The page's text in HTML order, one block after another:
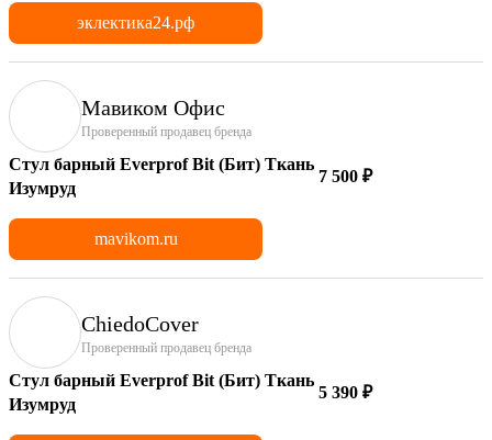
эклектика24.рф
Мавиком Офис
Проверенный продавец бренда
Стул барный Everprof Bit (Бит) Ткань
Изумруд
7 500 ₽
mavikom.ru
ChiedoCover
Проверенный продавец бренда
Стул барный Everprof Bit (Бит) Ткань
Изумруд
5 390 ₽